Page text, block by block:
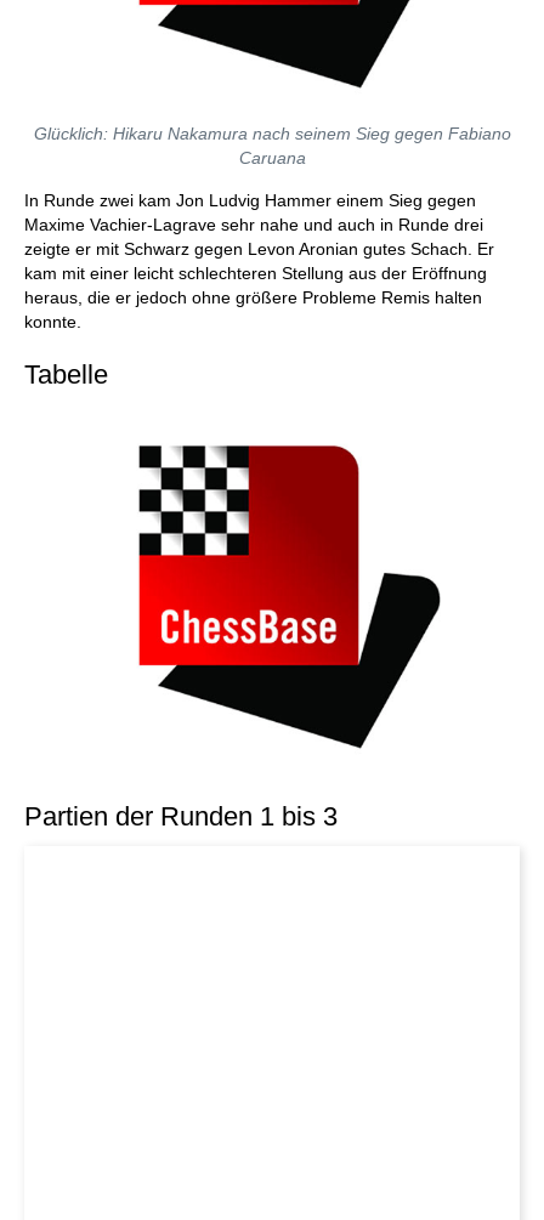
Glücklich: Hikaru Nakamura nach seinem Sieg gegen Fabiano
Caruana
In Runde zwei kam Jon Ludvig Hammer einem Sieg gegen
Maxime Vachier-Lagrave sehr nahe und auch in Runde drei
zeigte er mit Schwarz gegen Levon Aronian gutes Schach. Er
kam mit einer leicht schlechteren Stellung aus der Eröffnung
heraus, die er jedoch ohne größere Probleme Remis halten
konnte.
Tabelle
Partien der Runden 1 bis 3